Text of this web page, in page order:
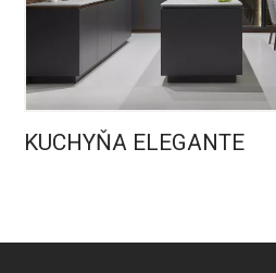
KUCHYŇA ELEGANTE